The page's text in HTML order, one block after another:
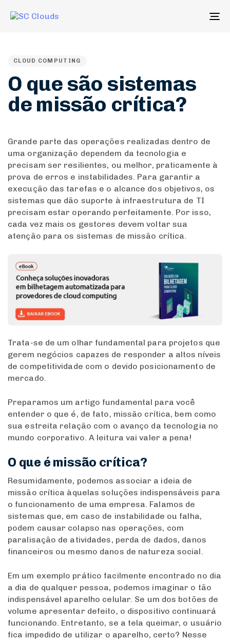
CLOUD COMPUTING
O que são sistemas
de missão crítica?
Grande parte das operações realizadas dentro de
uma organização dependem da tecnologia e
precisam ser resilientes, ou melhor, praticamente à
prova de erros e instabilidades. Para garantir a
execução das tarefas e o alcance dos objetivos, os
sistemas que dão suporte à infraestrutura de TI
precisam estar operando perfeitamente. Por isso,
cada vez mais os gestores devem voltar sua
atenção para os sistemas de missão crítica.
Trata-se de um olhar fundamental para projetos que
gerem negócios capazes de responder a altos níveis
de competitividade com o devido posicionamento de
mercado.
Preparamos um artigo fundamental para você
entender o que é, de fato, missão crítica, bem como
sua estreita relação com o avanço da tecnologia no
mundo corporativo. A leitura vai valer a pena!
O que é missão crítica?
Resumidamente, podemos associar a ideia de
missão crítica àquelas soluções indispensáveis para
o funcionamento de uma empresa. Falamos de
sistemas que, em caso de instabilidade ou falha,
podem causar colapso nas operações, com
paralisação de atividades, perda de dados, danos
financeiros ou mesmo danos de natureza social.
Em um exemplo prático facilmente encontrado no dia
a dia de qualquer pessoa, podemos imaginar o tão
indispensável aparelho celular. Se um dos botões de
volume apresentar defeito, o dispositivo continuará
funcionando. Entretanto, se a tela queimar, o usuário
fica impedido de utilizar o aparelho, certo? Nesse